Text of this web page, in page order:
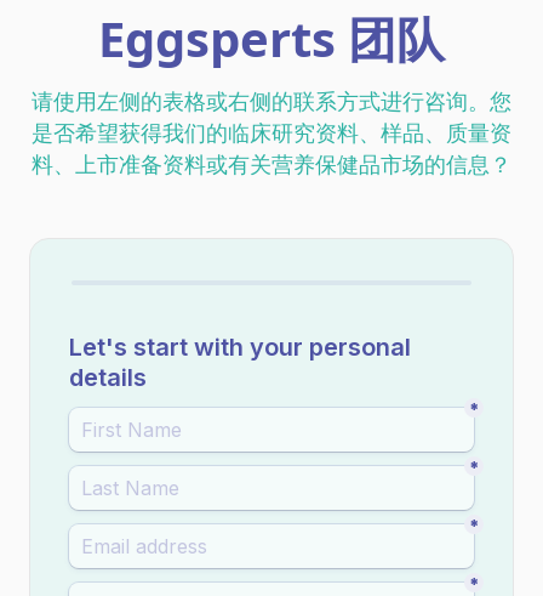
Eggsperts 团队
请使用左侧的表格或右侧的联系方式进行咨询。您
是否希望获得我们的临床研究资料、样品、质量资
料、上市准备资料或有关营养保健品市场的信息？